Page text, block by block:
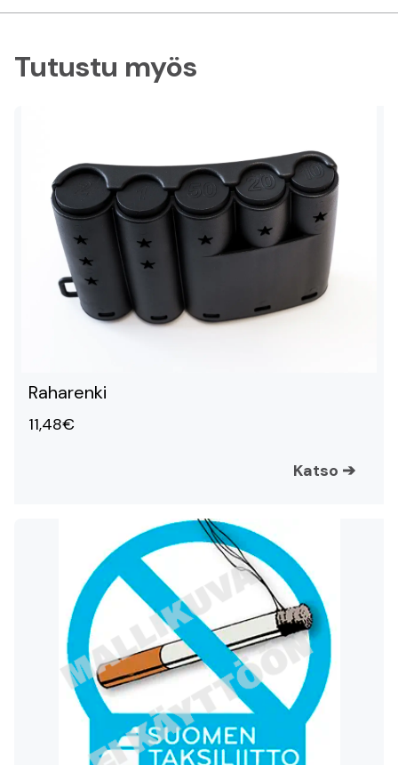
Tutustu myös
Raharenki
11,48€
Katso ➔